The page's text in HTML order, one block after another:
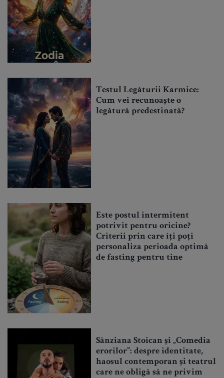
Testul Legăturii Karmice:
Cum vei recunoaște o
legătură predestinată?
Este postul intermitent
potrivit pentru oricine?
Criterii prin care îți poți
personaliza perioada optimă
de fasting pentru tine
Sânziana Stoican și „Comedia
erorilor”: despre identitate,
haosul contemporan și teatrul
care ne obligă să ne privim